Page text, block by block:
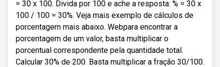
= 30 x 100. Divida por 100 e ache a resposta: % = 30 x
100 / 100 = 30%. Veja mais exemplo de cálculos de
porcentagem mais abaixo. Webpara encontrar a
porcentagem de um valor, basta multiplicar o
porcentual correspondente pela quantidade total.
Calcular 30% de 200. Basta multiplicar a fração 30/100.